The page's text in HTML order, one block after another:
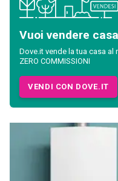
Vuoi vendere
Dove.it vende la tua casa
ZERO COMMISSIONI
VENDI CON DOVE.IT